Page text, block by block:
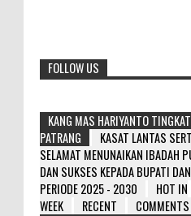
FOLLOW US
KANG MAS HARIYANTO
PATRANG
KASAT LANTAS
SELAMAT MENUNAIKAN IBADAH
DAN SUKSES KEPADA BUPATI
PERIODE 2025 - 2030
HOT IN
WEEK
RECENT COMMENTS